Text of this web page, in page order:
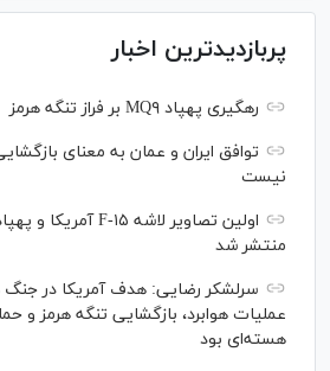
پربازدیدترین اخبار
رهگیری پهپاد MQ۹ بر فراز تنگه هرمز
توافق ایران و عمان به معنای
نیست
منتشر شد
سرلشکر رضایی: هدف آمریکا در جنگ
عملیات هوابرد، بازگشایی تنگه هرمز و
هسته‌ای بود